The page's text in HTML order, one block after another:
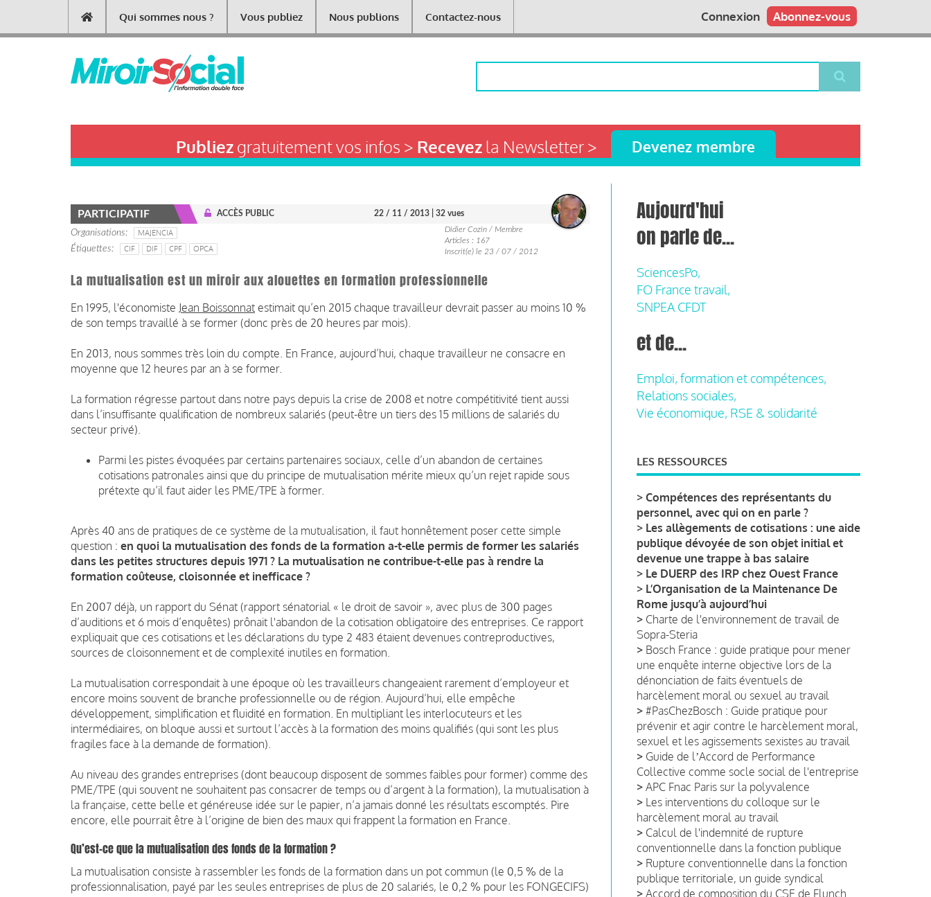
contenu
Main
navigation
Qui sommes nous ? Vous publiez Nous publions Contactez-nous Abonnez-vous
Connexion
Publiezgratuitement vos infos > Recevezla Newsletter > Devenez membre
PARTICIPATIF ACCÈS PUBLIC 22 / 11 / 2013 | 32 vues
Organisations
MAJENCIA
Étiquettes
CIF DIF CPF OPCA
Didier Cozin / Membre
Articles : 167
Inscrit(e) le 23 / 07 / 2012
La mutualisation est un miroir aux alouettes en formation professionnelle
En 1995, l'économiste Jean Boissonnat estimait qu’en 2015 chaque travailleur devrait passer au moins 10 %
de son temps travaillé à se former (donc près de 20 heures par mois).
En 2013, nous sommes très loin du compte. En France, aujourd’hui, chaque travailleur ne consacre en
moyenne que 12 heures par an à se former.
La formation régresse partout dans notre pays depuis la crise de 2008 et notre compétitivité tient aussi
dans l’insuffisante qualification de nombreux salariés (peut-être un tiers des 15 millions de salariés du
secteur privé).
Parmi les pistes évoquées par certains partenaires sociaux, celle d’un abandon de certaines
cotisations patronales ainsi que du principe de mutualisation mérite mieux qu’un rejet rapide sous
prétexte qu’il faut aider les PME/TPE à former.
Après 40 ans de pratiques de ce système de la mutualisation, il faut honnêtement poser cette simple
question : en quoi la mutualisation des fonds de la formation a-t-elle permis de former les salariés
dans les petites structures depuis 1971 ? La mutualisation ne contribue-t-elle pas à rendre la
formation coûteuse, cloisonnée et inefficace ?
En 2007 déjà, un rapport du Sénat (rapport sénatorial « le droit de savoir », avec plus de 300 pages
d’auditions et 6 mois d’enquêtes) prônait l'abandon de la cotisation obligatoire des entreprises. Ce rapport
expliquait que ces cotisations et les déclarations du type 2 483 étaient devenues contreproductives,
sources de cloisonnement et de complexité inutiles en formation.
La mutualisation correspondait à une époque où les travailleurs changeaient rarement d’employeur et
encore moins souvent de branche professionnelle ou de région. Aujourd’hui, elle empêche
développement, simplification et fluidité en formation. En multipliant les interlocuteurs et les
intermédiaires, on bloque aussi et surtout l’accès à la formation des moins qualifiés (qui sont les plus
fragiles face à la demande de formation).
Au niveau des grandes entreprises (dont beaucoup disposent de sommes faibles pour former) comme des
PME/TPE (qui souvent ne souhaitent pas consacrer de temps ou d’argent à la formation), la mutualisation à
la française, cette belle et généreuse idée sur le papier, n’a jamais donné les résultats escomptés. Pire
encore, elle pourrait être à l’origine de bien des maux qui frappent la formation en France.
Qu’est-ce que la mutualisation des fonds de la formation ?
La mutualisation consiste à rassembler les fonds de la formation dans un pot commun (le 0,5 % de la
professionnalisation, payé par les seules entreprises de plus de 20 salariés, le 0,2 % pour les FONGECIFS)
Aujourd'hui
on parle de...
SciencesPo,
FO France travail,
SNPEA CFDT
et de...
Emploi, formation et compétences,
Relations sociales,
Vie économique, RSE & solidarité
LES RESSOURCES
> Compétences des représentants du
personnel, avec qui on en parle ?
> Les allègements de cotisations : une aide
publique dévoyée de son objet initial et
devenue une trappe à bas salaire
> Le DUERP des IRP chez Ouest France
> L’Organisation de la Maintenance De
Rome jusqu’à aujourd’hui
> Charte de l'environnement de travail de
Sopra-Steria
> Bosch France : guide pratique pour mener
une enquête interne objective lors de la
dénonciation de faits éventuels de
harcèlement moral ou sexuel au travail
> #PasChezBosch : Guide pratique pour
prévenir et agir contre le harcèlement moral,
sexuel et les agissements sexistes au travail
> Guide de lʼAccord de Performance
Collective comme socle social de l'entreprise
> APC Fnac Paris sur la polyvalence
> Les interventions du colloque sur le
harcèlement moral au travail
> Calcul de l'indemnité de rupture
conventionnelle dans la fonction publique
> Rupture conventionnelle dans la fonction
publique territoriale, un guide syndical
> Accord de composition du CSE de Flunch